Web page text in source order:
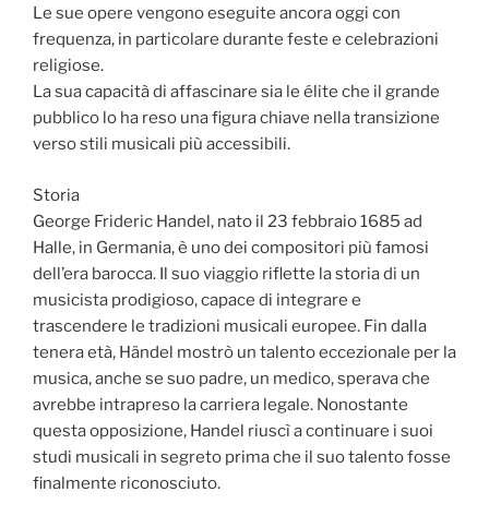
Le sue opere vengono eseguite ancora oggi con
frequenza, in particolare durante feste e celebrazioni
religiose.
La sua capacità di affascinare sia le élite che il grande
pubblico lo ha reso una figura chiave nella transizione
verso stili musicali più accessibili.
Storia
George Frideric Handel, nato il 23 febbraio 1685 ad
Halle, in Germania, è uno dei compositori più famosi
dell’era barocca. Il suo viaggio riflette la storia di un
musicista prodigioso, capace di integrare e
trascendere le tradizioni musicali europee. Fin dalla
tenera età, Händel mostrò un talento eccezionale per la
musica, anche se suo padre, un medico, sperava che
avrebbe intrapreso la carriera legale. Nonostante
questa opposizione, Handel riuscì a continuare i suoi
studi musicali in segreto prima che il suo talento fosse
finalmente riconosciuto.